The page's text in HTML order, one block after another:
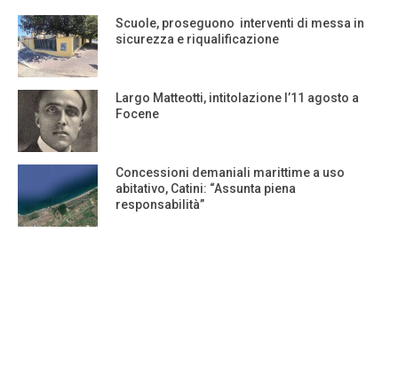
Scuole, proseguono interventi di messa in
sicurezza e riqualificazione
Largo Matteotti, intitolazione l’11 agosto a
Focene
Concessioni demaniali marittime a uso
abitativo, Catini: “Assunta piena
responsabilità”